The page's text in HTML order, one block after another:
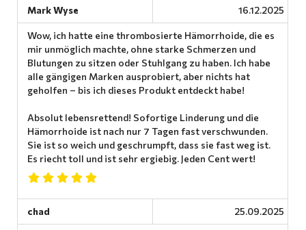
Mark Wyse 16.12.2025
Wow, ich hatte eine thrombosierte Hämorrhoide, die es
mir unmöglich machte, ohne starke Schmerzen und
Blutungen zu sitzen oder Stuhlgang zu haben. Ich habe
alle gängigen Marken ausprobiert, aber nichts hat
geholfen – bis ich dieses Produkt entdeckt habe!
Absolut lebensrettend! Sofortige Linderung und die
Hämorrhoide ist nach nur 7 Tagen fast verschwunden.
Sie ist so weich und geschrumpft, dass sie fast weg ist.
Es riecht toll und ist sehr ergiebig. Jeden Cent wert!
chad 25.09.2025